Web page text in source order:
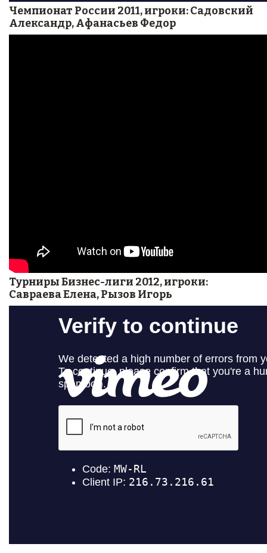
Чемпионат России 2011, игроки: Садовский
Александр, Афанасьев Федор
Турниры Бизнес-лиги 2012, игроки:
Савраева Елена, Рызов Игорь